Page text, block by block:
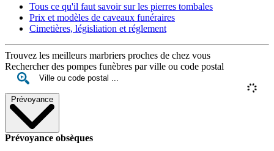
Tous ce qu'il faut savoir sur les pierres tombales
Prix et modèles de caveaux funéraires
Cimetières, législiation et réglement
Trouvez les meilleurs marbriers proches de chez vous
Rechercher des pompes funèbres par ville ou code postal
Prévoyance
Prévoyance obsèques